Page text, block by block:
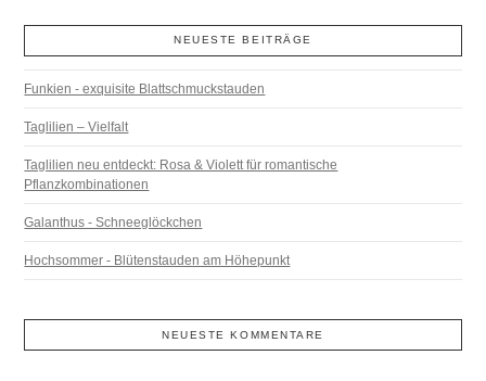
NEUESTE BEITRÄGE
Funkien - exquisite Blattschmuckstauden
Taglilien – Vielfalt
Taglilien neu entdeckt: Rosa & Violett für romantische
Pflanzkombinationen
Galanthus - Schneeglöckchen
Hochsommer - Blütenstauden am Höhepunkt
NEUESTE KOMMENTARE